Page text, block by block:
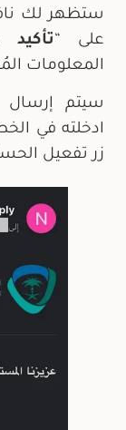
ستظهر لك
على “تأكيد
المعلومات
سيتم إرسال
ادخلته في
زر تفعيل